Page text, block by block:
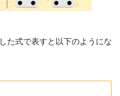
た式で表すと以下のようにな